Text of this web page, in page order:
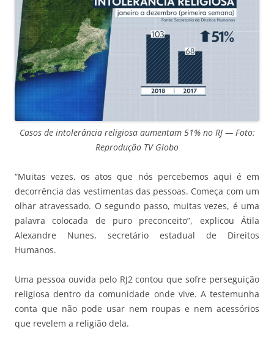
Casos de intolerância religiosa aumentam 51% no RJ — Foto:
Reprodução TV Globo
“Muitas vezes, os atos que nós percebemos aqui é em
decorrência das vestimentas das pessoas. Começa com um
olhar atravessado. O segundo passo, muitas vezes, é uma
palavra colocada de puro preconceito”, explicou Átila
Alexandre Nunes, secretário estadual de Direitos
Humanos.
Uma pessoa ouvida pelo RJ2 contou que sofre perseguição
religiosa dentro da comunidade onde vive. A testemunha
conta que não pode usar nem roupas e nem acessórios
que revelem a religião dela.